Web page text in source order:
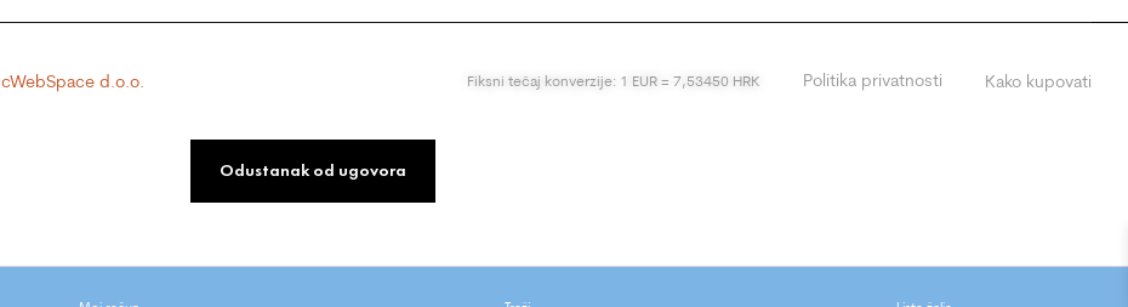
cWebSpace d.o.o. Fiksni tečaj konverzije: 1 EUR = 7,53450 HRK Politika privatnosti Kako kupovati
Odustanak od ugovora